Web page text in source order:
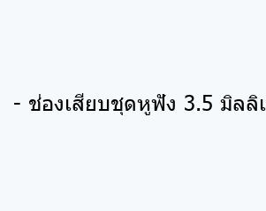
- ช่องเสียบชุดหูฟัง 3.5 มิลลิ